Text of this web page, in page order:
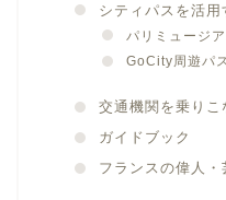
シティパスを活用
パリミュージ
GoCity周遊パ
交通機関を乗り
ガイドブック
フランスの偉人